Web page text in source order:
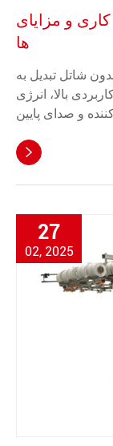
و مزایای
ها
شاتل تبدیل به
بالا، انرژی

27
02, 2025